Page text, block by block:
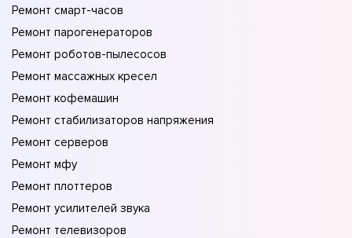
Ремонт смарт-часов
Ремонт парогенераторов
Ремонт роботов-пылесосов
Ремонт массажных кресел
Ремонт кофемашин
Ремонт стабилизаторов напряжения
Ремонт серверов
Ремонт мфу
Ремонт плоттеров
Ремонт усилителей звука
Ремонт телевизоров